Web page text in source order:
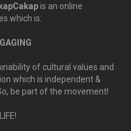
is an online
which is:
of cultural values and
which is independent &
be part of the movement!